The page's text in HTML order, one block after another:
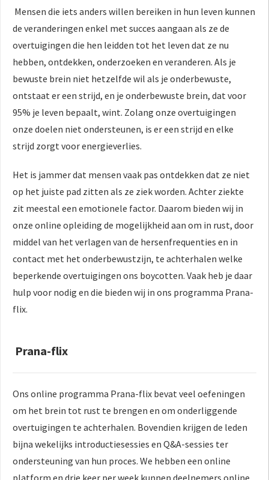
Mensen die iets anders willen bereiken in hun leven kunnen
de veranderingen enkel met succes aangaan als ze de
overtuigingen die hen leidden tot het leven dat ze nu
hebben, ontdekken, onderzoeken en veranderen. Als je
bewuste brein niet hetzelfde wil als je onderbewuste,
ontstaat er een strijd, en je onderbewuste brein, dat voor
95% je leven bepaalt, wint. Zolang onze overtuigingen
onze doelen niet ondersteunen, is er een strijd en elke
strijd zorgt voor energieverlies.
Het is jammer dat mensen vaak pas ontdekken dat ze niet
op het juiste pad zitten als ze ziek worden. Achter ziekte
zit meestal een emotionele factor. Daarom bieden wij in
onze online opleiding de mogelijkheid aan om in rust, door
middel van het verlagen van de hersenfrequenties en in
contact met het onderbewustzijn, te achterhalen welke
beperkende overtuigingen ons boycotten. Vaak heb je daar
hulp voor nodig en die bieden wij in ons programma Prana-
flix.
Prana-flix
Ons online programma Prana-flix bevat veel oefeningen
om het brein tot rust te brengen en om onderliggende
overtuigingen te achterhalen. Bovendien krijgen de leden
bijna wekelijks introductiesessies en Q&A-sessies ter
ondersteuning van hun proces. We hebben een online
platform en drie keer per week kunnen deelnemers online